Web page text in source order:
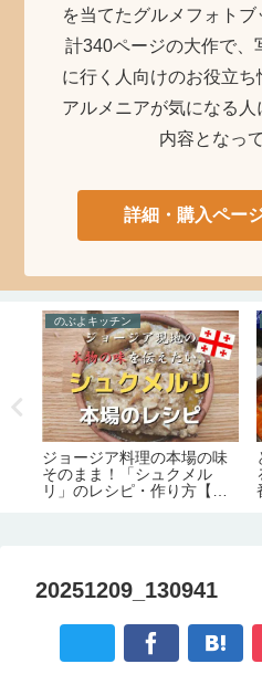
を当てたグルメフォトブ
計340ページの大作で、
に行く人向けのお役立
アルメニアが気になる
内容となっ
詳細・購入ペー
のぶよキッチン
ジョージア料理の本場の味
そのまま！「シュクメル
リ」のレシピ・作り方【の
20251209_130941